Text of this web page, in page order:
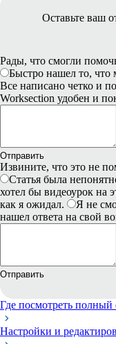
Оставьте ваш
Рады, что смогли
Быстро нашел то, что
Все написано четко и
Worksection удобен и
Отправить
Извините, что это не
Статья была
хотел бы видеоурок на
как я ожидал.
Я не
нашел ответа на свой
Отправить
Где посмотреть полный
Настройки и